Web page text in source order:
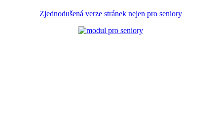
Zjednodušená verze stránek nejen pro seniory